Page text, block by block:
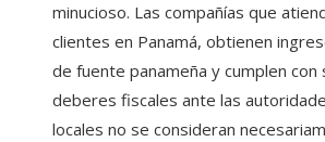
minucioso. Las compañías que
clientes en Panamá, obtienen
de fuente panameña y cumplen con
deberes fiscales ante las
locales no se consideran